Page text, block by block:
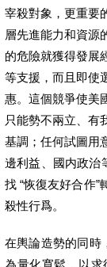
宰殺對象，更重要
層先進能力和資源
的危險就獲得發展
等支援，而且即使
惠。這個競爭使美
只能勢不兩立、有
基調；任何試圖用
邊利益、國内政治
找 “恢復友好合作
殺性行爲。
在輿論造勢的同時